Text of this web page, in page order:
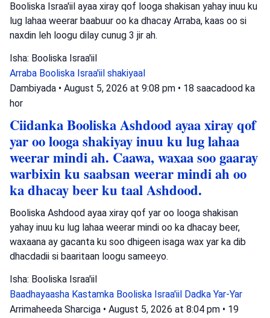
Booliska Israa'iil ayaa xiray qof looga shakisan yahay inuu ku
lug lahaa weerar baabuur oo ka dhacay Arraba, kaas oo si
naxdin leh loogu dilay cunug 3 jir ah.
Isha: Booliska Israa'iil
Arraba Booliska Israa'iil shakiyaal
Dambiyada • August 5, 2026 at 9:08 pm • 18 saacadood ka
hor
Ciidanka Booliska Ashdood ayaa xiray qof
yar oo looga shakiyay inuu ku lug lahaa
weerar mindi ah. Caawa, waxaa soo gaaray
warbixin ku saabsan weerar mindi ah oo
ka dhacay beer ku taal Ashdood.
Booliska Ashdood ayaa xiray qof yar oo looga shakisan
yahay inuu ku lug lahaa weerar mindi oo ka dhacay beer,
waxaana ay gacanta ku soo dhigeen isaga wax yar ka dib
dhacdadii si baaritaan loogu sameeyo.
Isha: Booliska Israa'iil
Baadhayaasha Kastamka Booliska Israa'iil Dadka Yar-Yar
Arrimaheeda Sharciga • August 5, 2026 at 8:04 pm • 19